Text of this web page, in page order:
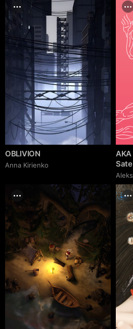
OBLIVION
Anna Kirienko